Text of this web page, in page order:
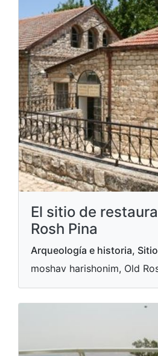
El sitio de
Rosh Pina
Arqueología e historia,
moshav harishonim, Old